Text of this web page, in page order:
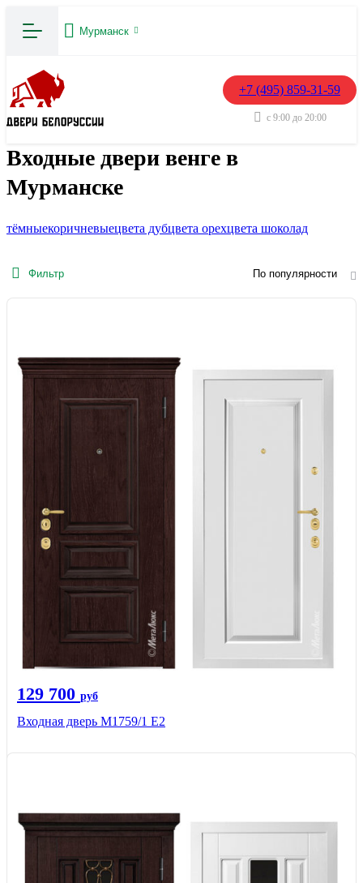
Мурманск
+7 (495) 859-31-59
с 9:00 до 20:00
Входные двери венге в
Мурманске
тёмныекоричневыецвета дубцвета орехцвета шоколад
Фильтр По популярности
129 700 руб
Входная дверь М1759/1 Е2